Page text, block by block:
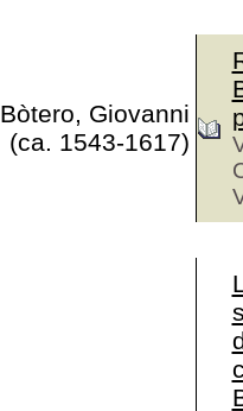
Bòtero, Giovanni
(ca. 1543-1617)